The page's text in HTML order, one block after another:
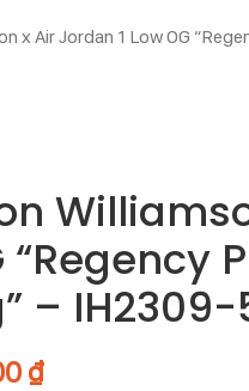
x Air Jordan 1 Low OG
“Regency
–
₫